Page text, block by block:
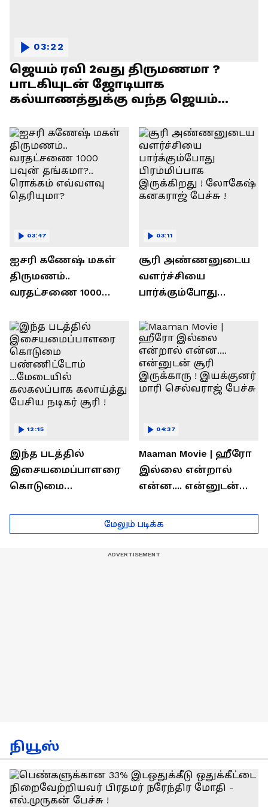
ஜெயம் ரவி 2வது திருமணமா ?
பாடகியுடன் ஜோடியாக
கல்யாணத்துக்கு வந்த ஜெயம்
03:22
ஐசரி கணேஷ் மகள்
திருமணம்..
வரதட்சணை 1000
ரொக்கம் எவ்வளவு
தெரியுமா?
03:47
சூரி அண்ணனுடைய
வளர்ச்சியை
பார்க்கும்போது
இருக்கிறது !
லோகேஷ் கனகராஜ்
பேச்சு !
03:11
இந்த படத்தில்
இசையமைப்பாளரை
கொடுமை
...மேடையில்
கலகலப்பாக
12:15
Maaman Movie | ஹீரோ
இல்லை என்றால்
என்ன.... என்னுடன்
இயக்குனர் மாரி
செல்வராஜ் பேச்சு
04:37
மேலும் படிக்க
நியூஸ்